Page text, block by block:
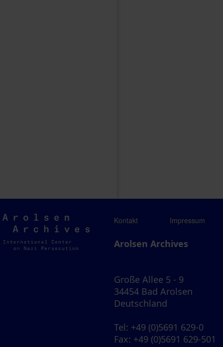
Arolsen
Archives
Kontakt Impressum
Arolsen Archives
Große Allee 5 - 9
34454 Bad Arolsen
Deutschland
Tel: +49 (0)5691 629-0
Fax: +49 (0)5691 629-501